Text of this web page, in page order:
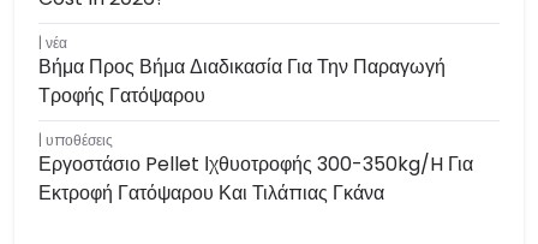
νέα
Βήμα Προς Βήμα Διαδικασία Για Την Παραγωγή
Τροφής Γατόψαρου
υποθέσεις
Εργοστάσιο Pellet Ιχθυοτροφής 300-350kg/h Για
Εκτροφή Γατόψαρου Και Τιλάπιας Γκάνα